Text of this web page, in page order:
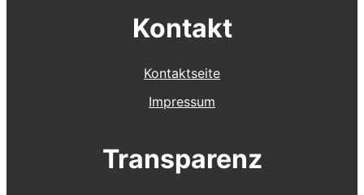
Kontakt
Kontaktseite
Impressum
Transparenz